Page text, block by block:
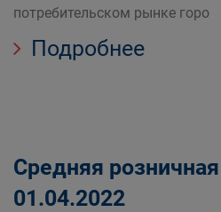
потребительском рынке горо
Подробнее
Средняя
01.04.2022